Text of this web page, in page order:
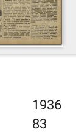
1936
83